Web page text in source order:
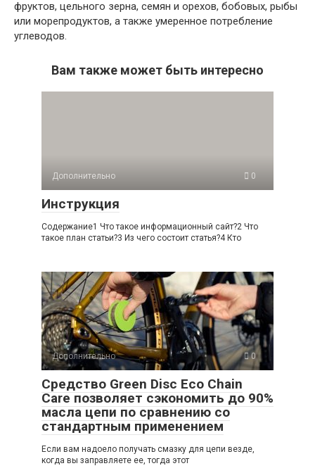
фруктов, цельного зерна, семян и орехов, бобовых, рыбы
или морепродуктов, а также умеренное потребление
углеводов.
Вам также может быть интересно
Дополнительно 0
Инструкция
Содержание1 Что такое информационный сайт?2 Что
такое план статьи?3 Из чего состоит статья?4 Кто
Дополнительно 0
Средство Green Disc Eco Chain
Care позволяет сэкономить до 90%
масла цепи по сравнению со
стандартным применением
Если вам надоело получать смазку для цепи везде,
когда вы заправляете ее, тогда этот